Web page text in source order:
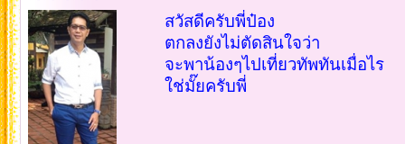
สวัสดีครับพี่ป๋อง
ตกลงยังไม่ตัดสินใจว่า
จะพาน้องๆไปเที่ยวทัพทันเมื่อไร
ใช่มั๊ยครับพี่